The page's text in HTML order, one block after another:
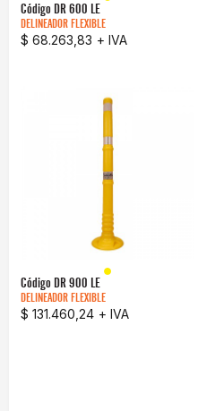
Código DR 600 LE
DELINEADOR FLEXIBLE
$ 68.263,83 + IVA
Código DR 900 LE
DELINEADOR FLEXIBLE
$ 131.460,24 + IVA